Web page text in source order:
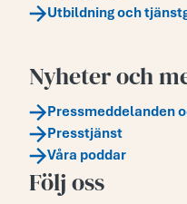
Utbildning och
Nyheter och
Pressmeddelanden
Presstjänst
Våra poddar
Följ oss